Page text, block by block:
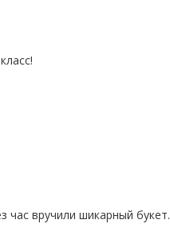
час вручили шикарный букет.